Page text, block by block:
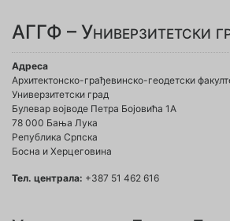
АГГФ – Универзитетски
Адреса
Архитектонско-грађевинско-геодетски
Универзитетски град
Булевар војводе Петра Бојовића 1A
78 000 Бања Лука
Република Српска
Босна и Херцеговина
Тел. централа: +387 51 462 616